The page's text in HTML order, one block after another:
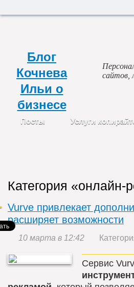
Категория «онлайн-
Vurve привлекает
расширяет возможности
10 марта в 12:42
Сервис
Блог
Кочнева
Ильи о
бизнесе
сайтов,
Посты Услуги